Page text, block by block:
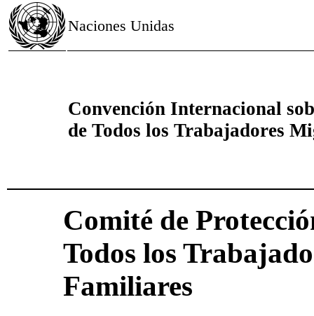
Naciones Unidas
Convención Internacional
de Todos los Trabajadores
Comité de
Todos los
Familiares